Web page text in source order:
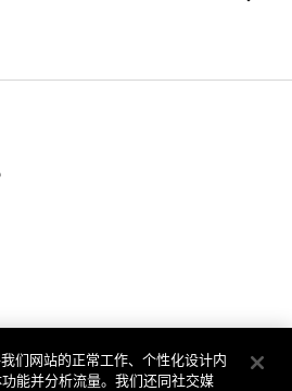
们网站的正常工作、个性化设计内
能并分析流量。我们还同社交媒